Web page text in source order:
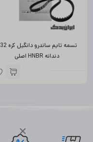
×
تسمه تایم ساندرو
دندانه HNBR اصلی